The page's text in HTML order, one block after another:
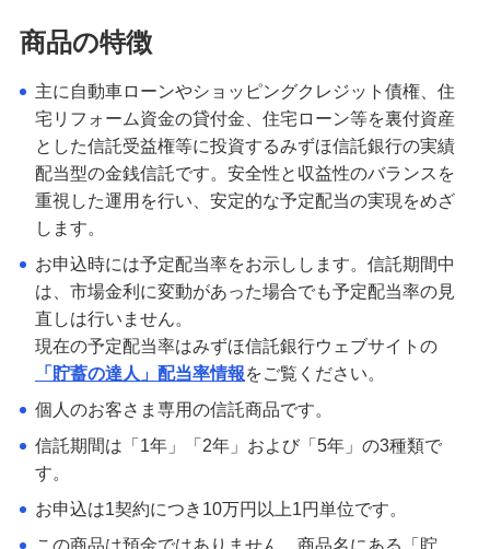
みずほグローバル口座（マルチカレンシー口
座）
オンライン金融商品仲介サービス
個人向け国債
金銭信託「貯蓄の達人」
ご検討中のお客さま
NISA・投資信託申込
商品の特徴
主に自動車ローンやショッピングクレジット債権、住
宅リフォーム資金の貸付金、住宅ローン等を裏付資産
とした信託受益権等に投資するみずほ信託銀行の実績
配当型の金銭信託です。安全性と収益性のバランスを
重視した運用を行い、安定的な予定配当の実現をめざ
します。
お申込時には予定配当率をお示しします。信託期間中
は、市場金利に変動があった場合でも予定配当率の見
直しは行いません。
現在の予定配当率はみずほ信託銀行ウェブサイトの
「貯蓄の達人」配当率情報をご覧ください。
個人のお客さま専用の信託商品です。
信託期間は「1年」「2年」および「5年」の3種類で
す。
お申込は1契約につき10万円以上1円単位です。